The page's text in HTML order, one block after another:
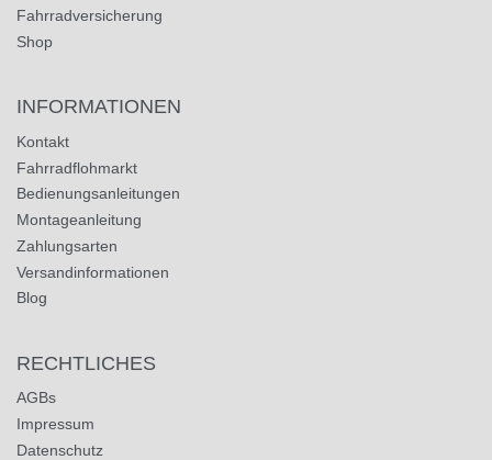
Fahrradversicherung
Shop
INFORMATIONEN
Kontakt
Fahrradflohmarkt
Bedienungsanleitungen
Montageanleitung
Zahlungsarten
Versandinformationen
Blog
RECHTLICHES
AGBs
Impressum
Datenschutz